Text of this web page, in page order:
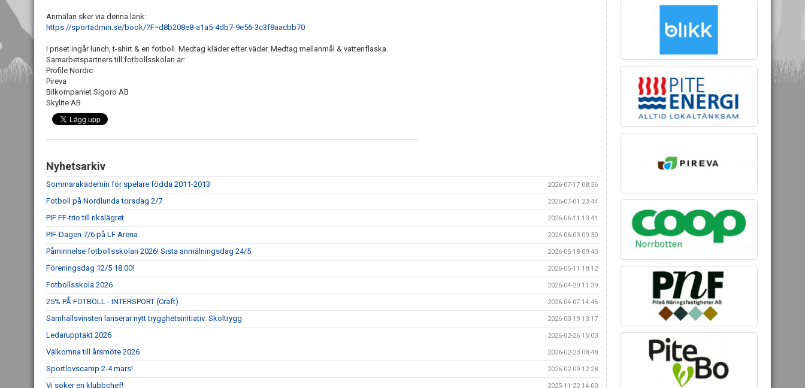
Anmälan sker via denna länk:
https://sportadmin.se/book/?F=d8b208e8-a1a5-4db7-9e56-3c3f8aacbb70
I priset ingår lunch, t-shirt & en fotboll. Medtag kläder efter väder. Medtag mellanmål & vattenflaska.
Samarbetspartners till fotbollsskolan är:
Profile Nordic
Pireva
Bilkompaniet Sigoro AB
Skylite AB
Nyhetsarkiv
Sommarakademin för spelare födda 2011-2013 2026-07-17 08:36
Fotboll på Nordlunda torsdag 2/7 2026-07-01 23:44
PIF FF-trio till rikslägret 2026-06-11 13:41
PIF-Dagen 7/6 på LF Arena 2026-06-03 09:30
Påminnelse fotbollsskolan 2026! Sista anmälningsdag 24/5 2026-05-18 09:40
Föreningsdag 12/5 18.00! 2026-05-11 18:12
Fotbollsskola 2026 2026-04-20 11:39
25% PÅ FOTBOLL - INTERSPORT (Craft) 2026-04-07 14:46
Samhällsvinsten lanserar nytt trygghetsinitiativ: Skoltrygg 2026-03-19 13:17
Ledarupptakt 2026 2026-02-26 15:03
Välkomna till årsmöte 2026 2026-02-23 08:48
Sportlovscamp 2-4 mars! 2026-02-09 12:28
Vi söker en klubbchef! 2025-11-22 14:00